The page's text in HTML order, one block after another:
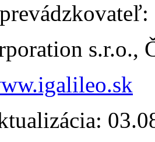
s.r.o.,